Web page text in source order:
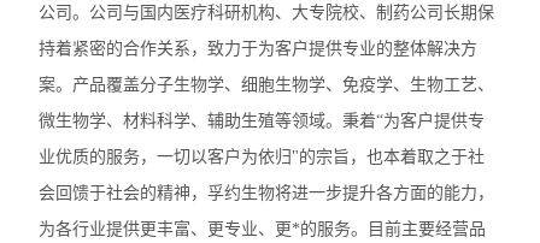
徕卡DM3000生物显微镜
徕卡DM2000生物显微镜
徕卡DM1000生物显微镜
徕卡DM750生物显微镜
公司。公司与国内医疗科研机构、大专院校、制药公司长期保
持着紧密的合作关系，致力于为客户提供专业的整体解决方
案。产品覆盖分子生物学、细胞生物学、免疫学、生物工艺、
微生物学、材料科学、辅助生殖等领域。秉着“为客户提供专
业优质的服务，一切以客户为依归"的宗旨，也本着取之于社
会回馈于社会的精神，孚约生物将进一步提升各方面的能力，
为各行业提供更丰富、更专业、更*的服务。目前主要经营品